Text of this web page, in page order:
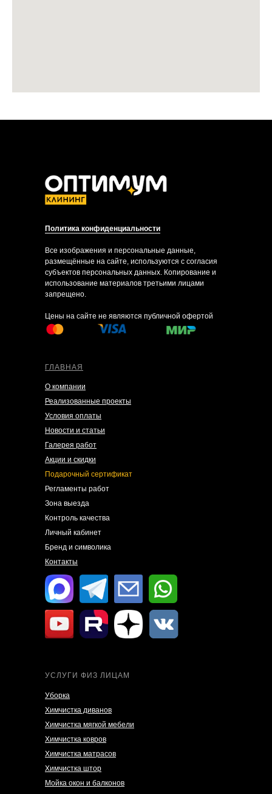
ГЛАВНАЯ
О компании
Реализованные проекты
Условия оплаты
Новости и статьи
Галерея работ
Акции и скидки
Подарочный сертификат
Регламенты работ
Зона выезда
Контроль качества
Личный кабинет
Бренд и символика
Контакты
УСЛУГИ ФИЗ ЛИЦАМ
Уборка
Химчистка диванов
Химчистка мягкой мебели
Химчистка ковров
Химчистка матрасов
Химчистка штор
Мойка окон и балконов
Политика конфиденциальности
Все изображения и персональные данные,
размещённые на сайте, используются с согласия
субъектов персональных данных. Копирование и
использование материалов третьими лицами
запрещено.
Цены на сайте не являются публичной офертой